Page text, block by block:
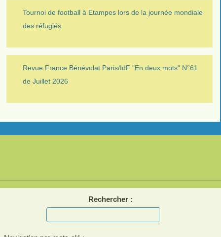
Tournoi de football à Etampes lors de la journée mondiale
des réfugiés
Revue France Bénévolat Paris/IdF "En deux mots" N°61
de Juillet 2026
Rechercher :